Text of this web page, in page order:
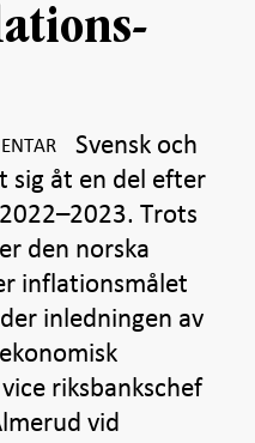
Svensk och
sig åt en del efter
Trots
den norska
inflationsmålet
inledningen av
riksbankschef
vid